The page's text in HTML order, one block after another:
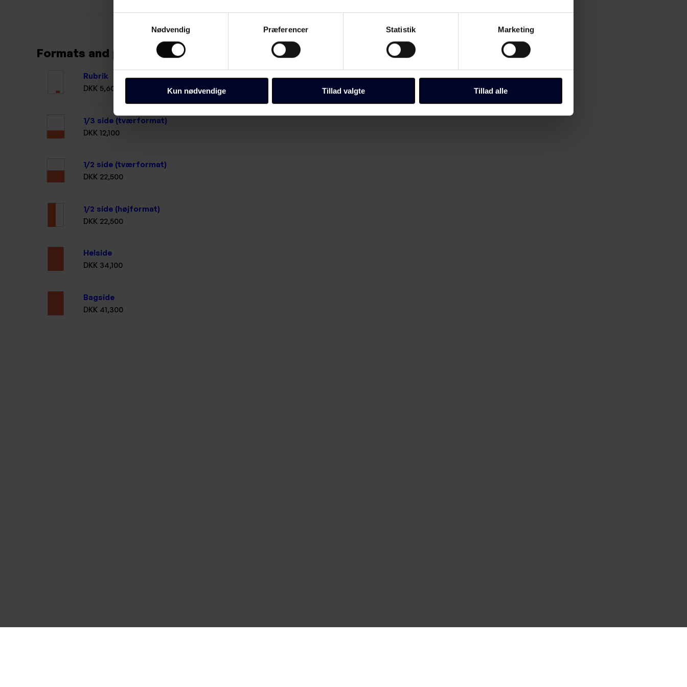
Nødvendig
Præferencer Statistik Marketing
Kun nødvendige Tillad valgte Tillad alle
Formats and prices
Rubrik
DKK 5,600
1/3 side (tværformat)
DKK 12,100
1/2 side (tværformat)
DKK 22,500
1/2 side (højformat)
DKK 22,500
Helside
DKK 34,100
Bagside
DKK 41,300